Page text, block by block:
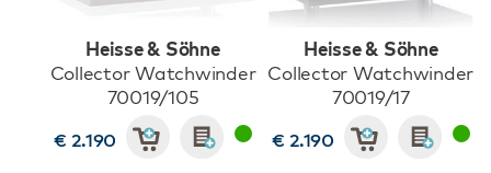
Heisse & Söhne
Collector Watchwinder
70019/105
€ 2.190
Heisse & Söhne
Collector Watchwinder
70019/17
€ 2.190